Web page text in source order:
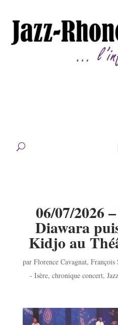
06/07/2026
Diawara
Kidjo au
par Florence Cavagnat, François
- Isère, chronique concert,